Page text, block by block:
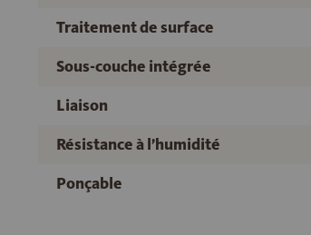
Traitement de surface
Sous-couche intégrée
Liaison
Résistance à l’humidité
Ponçable